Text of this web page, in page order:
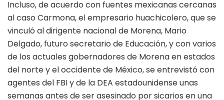
Incluso, de acuerdo con fuentes mexicanas cercanas
al caso Carmona, el empresario huachicolero, que se
vinculó al dirigente nacional de Morena, Mario
Delgado, futuro secretario de Educación, y con varios
de los actuales gobernadores de Morena en estados
del norte y el occidente de México, se entrevistó con
agentes del FBI y de la DEA estadounidense unas
semanas antes de ser asesinado por sicarios en una